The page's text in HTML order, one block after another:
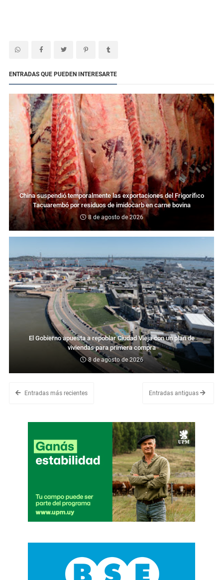
ENTRADAS QUE PUEDEN INTERESARTE
China suspendió temporalmente las exportaciones del Frigorífico
Tacuarembó por residuos de imidocarb en carne bovina
8 de agosto de 2026
El Gobierno apuesta a repoblar Ciudad Vieja con un plan de
viviendas para primera compra
8 de agosto de 2026
Entradas más recientes Entradas antiguas